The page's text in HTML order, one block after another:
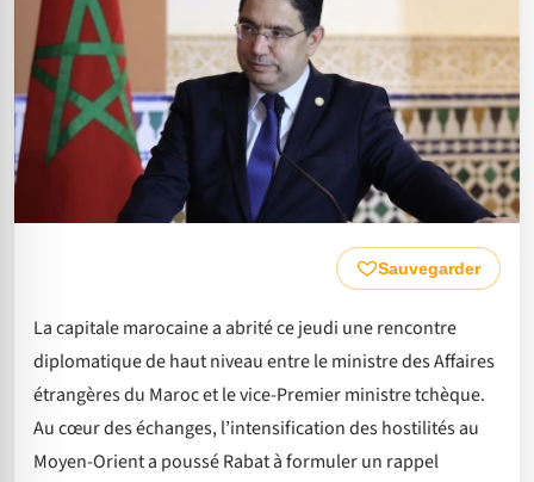
Sauvegarder
La capitale marocaine a abrité ce jeudi une rencontre
diplomatique de haut niveau entre le ministre des Affaires
étrangères du Maroc et le vice-Premier ministre tchèque.
Au cœur des échanges, l’intensification des hostilités au
Moyen-Orient a poussé Rabat à formuler un rappel